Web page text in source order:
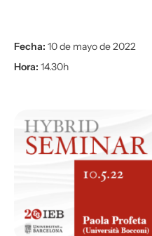
Fecha: 10 de mayo de 2022
Hora: 14.30h